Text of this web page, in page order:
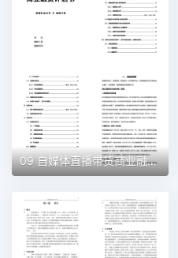
09 自媒体直播带货商业融资计划书（word+ppt配套）创业计划书word模板